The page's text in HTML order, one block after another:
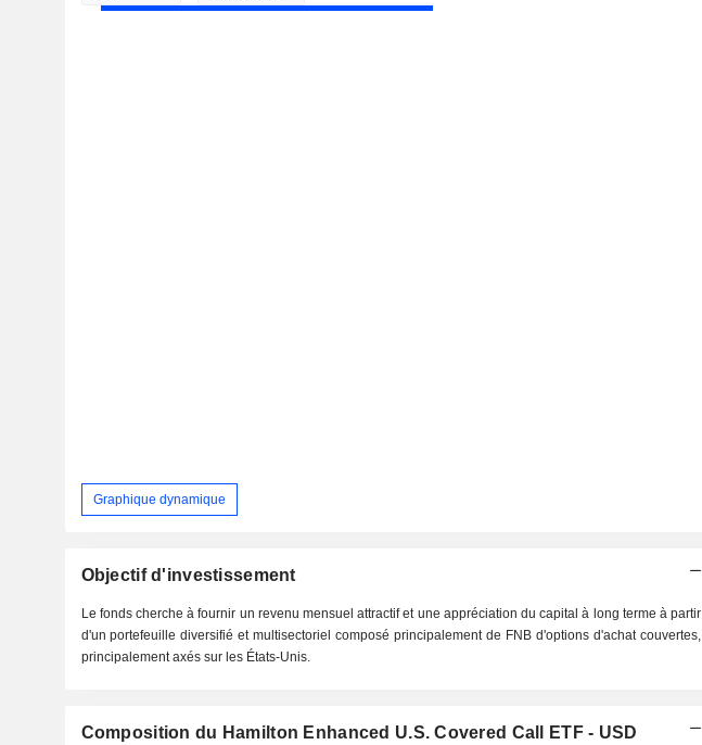
Graphique dynamique
Objectif d'investissement
Le fonds cherche à fournir un revenu mensuel attractif et une appréciation du capital à long terme à partir
d'un portefeuille diversifié et multisectoriel composé principalement de FNB d'options d'achat couvertes,
principalement axés sur les États-Unis.
Composition du Hamilton Enhanced U.S. Covered Call ETF - USD